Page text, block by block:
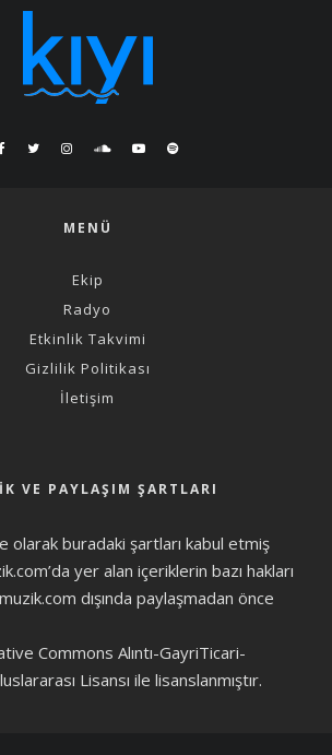
MENÜ
Ekip
Radyo
Etkinlik Takvimi
Gizlilik Politikası
İletişim
VE PAYLAŞIM ŞARTLARI
olarak buradaki şartları kabul etmiş
yer alan içeriklerin bazı hakları
dışında paylaşmadan önce
Commons Alıntı-GayriTicari-
Lisansı ile lisanslanmıştır.